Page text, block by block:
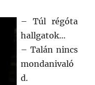
– Túl régóta
hallgatok…
– Talán nincs
mondanivaló
d.